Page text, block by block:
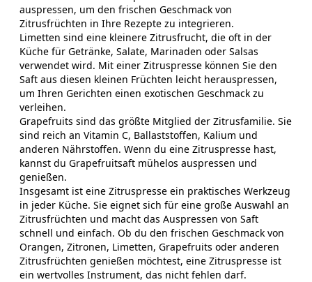
auspressen, um den frischen Geschmack von
Zitrusfrüchten in Ihre Rezepte zu integrieren.
Limetten sind eine kleinere Zitrusfrucht, die oft in der
Küche für Getränke, Salate, Marinaden oder Salsas
verwendet wird. Mit einer Zitruspresse können Sie den
Saft aus diesen kleinen Früchten leicht herauspressen,
um Ihren Gerichten einen exotischen Geschmack zu
verleihen.
Grapefruits sind das größte Mitglied der Zitrusfamilie. Sie
sind reich an Vitamin C, Ballaststoffen, Kalium und
anderen Nährstoffen. Wenn du eine Zitruspresse hast,
kannst du Grapefruitsaft mühelos auspressen und
genießen.
Insgesamt ist eine Zitruspresse ein praktisches Werkzeug
in jeder Küche. Sie eignet sich für eine große Auswahl an
Zitrusfrüchten und macht das Auspressen von Saft
schnell und einfach. Ob du den frischen Geschmack von
Orangen, Zitronen, Limetten, Grapefruits oder anderen
Zitrusfrüchten genießen möchtest, eine Zitruspresse ist
ein wertvolles Instrument, das nicht fehlen darf.